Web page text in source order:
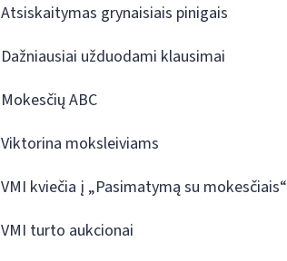
Atsiskaitymas grynaisiais pinigais
Dažniausiai užduodami klausimai
Mokesčių ABC
Viktorina moksleiviams
VMI kviečia į „Pasimatymą su mokesčiais“
VMI turto aukcionai